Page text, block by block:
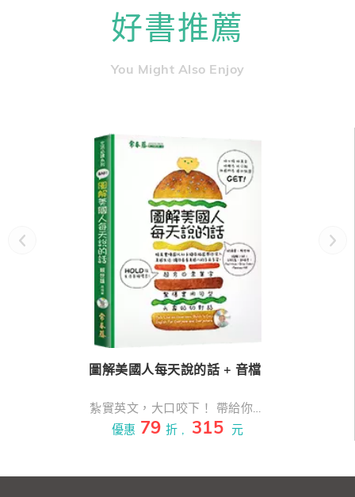
好書推薦
You Might Also Enjoy
圖解美國人每天說的話 + 音檔
紮實英文，大口咬下！ 帶給你閱
讀、聽力、口說的多方饗宴！！
情的英語學習書，配合循序漸進
優惠 79 折 , 315 元